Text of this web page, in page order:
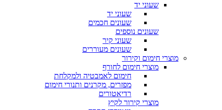
שעוני יד
שעוני יד
שעונים חכמים
שעונים נוספים
שעוני קיר
שעונים מעוררים
מוצרי חימום וקירור
מוצרי חימום לחורף
חימום לאמבטיה ולמקלחת
מפזרים, מקרנים ותנורי חימום
רדיאטורים
מוצרי קירור לקיץ